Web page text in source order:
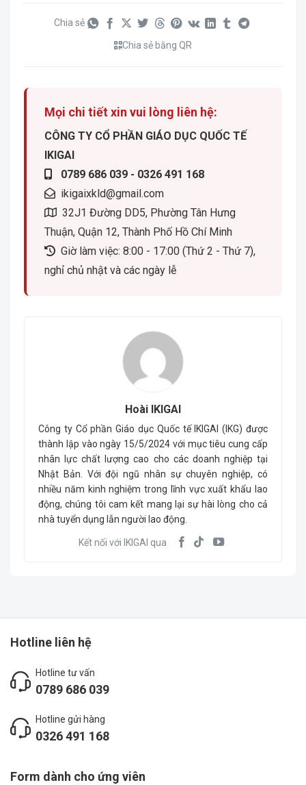
Chia sẻ
Chia sẻ bằng QR
Mọi chi tiết xin vui lòng liên hệ:
CÔNG TY CỔ PHẦN GIÁO DỤC QUỐC TẾ
IKIGAI
0789 686 039 - 0326 491 168
ikigaixkld@gmail.com
32J1 Đường DD5, Phường Tân Hưng
Thuận, Quận 12, Thành Phố Hồ Chí Minh
Giờ làm việc: 8:00 - 17:00 (Thứ 2 - Thứ 7),
nghỉ chủ nhật và các ngày lễ
Hoài IKIGAI
Công ty Cổ phần Giáo dục Quốc tế IKIGAI (IKG) được
thành lập vào ngày 15/5/2024 với mục tiêu cung cấp
nhân lực chất lượng cao cho các doanh nghiệp tại
Nhật Bản. Với đội ngũ nhân sự chuyên nghiệp, có
nhiều năm kinh nghiệm trong lĩnh vực xuất khẩu lao
động, chúng tôi cam kết mang lại sự hài lòng cho cả
nhà tuyển dụng lẫn người lao động.
Kết nối với IKIGAI qua
Hotline liên hệ
Hotline tư vấn
0789 686 039
Hotline gửi hàng
0326 491 168
Form dành cho ứng viên